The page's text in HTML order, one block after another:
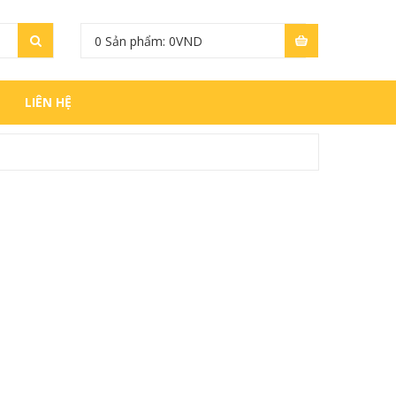
0 Sản phẩm: 0VND
LIÊN HỆ